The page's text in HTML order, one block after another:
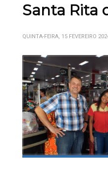
Santa Rita
QUINTA-FEIRA, 15 FEVEREIRO